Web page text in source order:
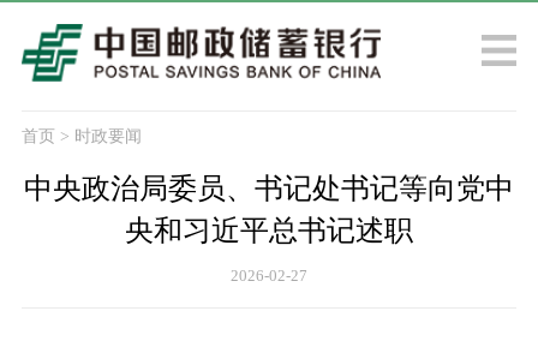
首页> 时政要闻
中央政治局委员、书记处书记等向党中
央和习近平总书记述职
2026-02-27